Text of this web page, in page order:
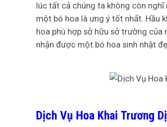
lúc tất cả chúng ta không còn
một bó hoa là ưng ý tốt nhất. Hầu
hoa phù hợp sở hữu sở trường
nhận được một bó hoa sinh nhật
Dịch Vụ Hoa Khai Trương